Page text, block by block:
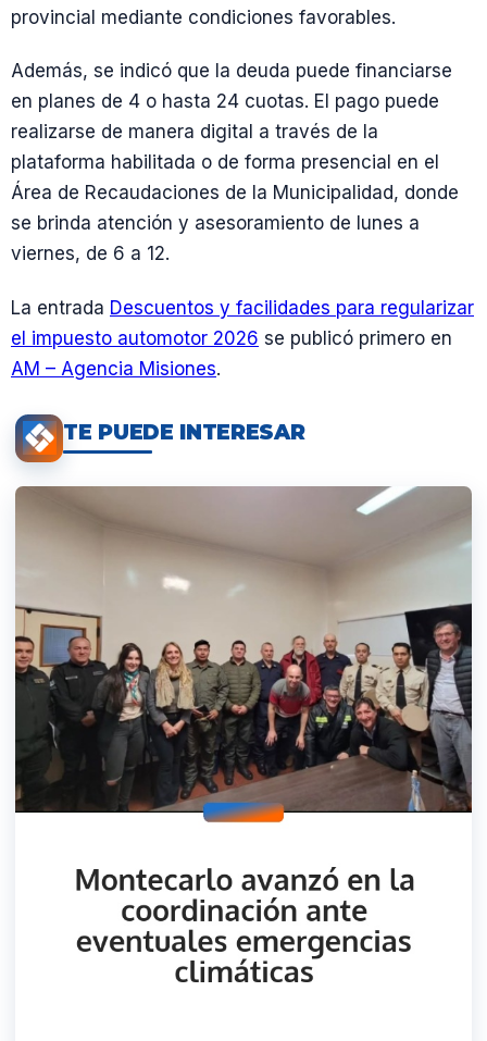
provincial mediante condiciones favorables.
Además, se indicó que la deuda puede financiarse
en planes de 4 o hasta 24 cuotas. El pago puede
realizarse de manera digital a través de la
plataforma habilitada o de forma presencial en el
Área de Recaudaciones de la Municipalidad, donde
se brinda atención y asesoramiento de lunes a
viernes, de 6 a 12.
La entrada Descuentos y facilidades para regularizar
el impuesto automotor 2026 se publicó primero en
AM – Agencia Misiones.
TE PUEDE INTERESAR